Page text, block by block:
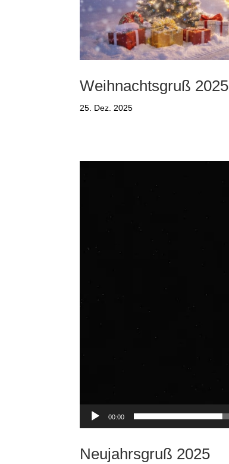
Weihnachtsgruß 2025
25. Dez. 2025
00:00
Neujahrsgruß 2025